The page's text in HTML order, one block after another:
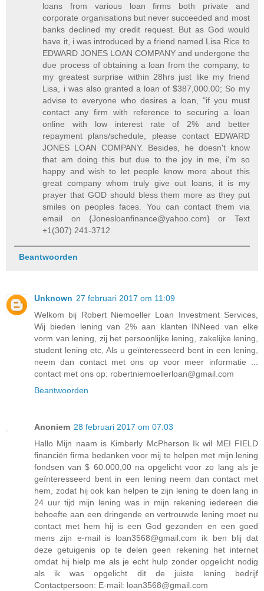
loans from various loan firms both private and
corporate organisations but never succeeded and most
banks declined my credit request. But as God would
have it, i was introduced by a friend named Lisa Rice to
EDWARD JONES LOAN COMPANY and undergone the
due process of obtaining a loan from the company, to
my greatest surprise within 28hrs just like my friend
Lisa, i was also granted a loan of $387,000.00; So my
advise to everyone who desires a loan, "if you must
contact any firm with reference to securing a loan
online with low interest rate of 2% and better
repayment plans/schedule, please contact EDWARD
JONES LOAN COMPANY. Besides, he doesn't know
that am doing this but due to the joy in me, i'm so
happy and wish to let people know more about this
great company whom truly give out loans, it is my
prayer that GOD should bless them more as they put
smiles on peoples faces. You can contact them via
email on {Jonesloanfinance@yahoo.com} or Text
+1(307) 241-3712
Beantwoorden
Unknown 27 februari 2017 om 11:09
Welkom bij Robert Niemoeller Loan Investment Services,
Wij bieden lening van 2% aan klanten INNeed van elke
vorm van lening, zij het persoonlijke lening, zakelijke lening,
student lening etc, Als u geïnteresseerd bent in een lening,
neem dan contact met ons op voor meer informatie ...
contact met ons op: robertniemoellerloan@gmail.com
Beantwoorden
Anoniem 28 februari 2017 om 07:03
Hallo Mijn naam is Kimberly McPherson Ik wil MEI FIELD
financiën firma bedanken voor mij te helpen met mijn lening
fondsen van $ 60.000,00 na opgelicht voor zo lang als je
geïnteresseerd bent in een lening neem dan contact met
hem, zodat hij ook kan helpen te zijn lening te doen lang in
24 uur tijd mijn lening was in mijn rekening iedereen die
behoefte aan een dringende en vertrouwde lening moet nu
contact met hem hij is een God gezonden en een goed
mens zijn e-mail is loan3568@gmail.com ik ben blij dat
deze getuigenis op te delen geen rekening het internet
omdat hij hielp me als je echt hulp zonder opgelicht nodig
als ik was opgelicht dit de juiste lening bedrijf
Contactpersoon: E-mail: loan3568@gmail.com